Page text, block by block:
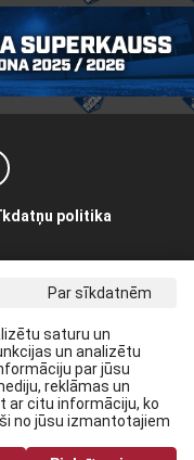
politika
Pieteikties
Par sīkdatnēm
saturu un
un analizētu
par jūsu
reklāmas un
ar citu informāciju, ko
no jūsu izmantotajiem